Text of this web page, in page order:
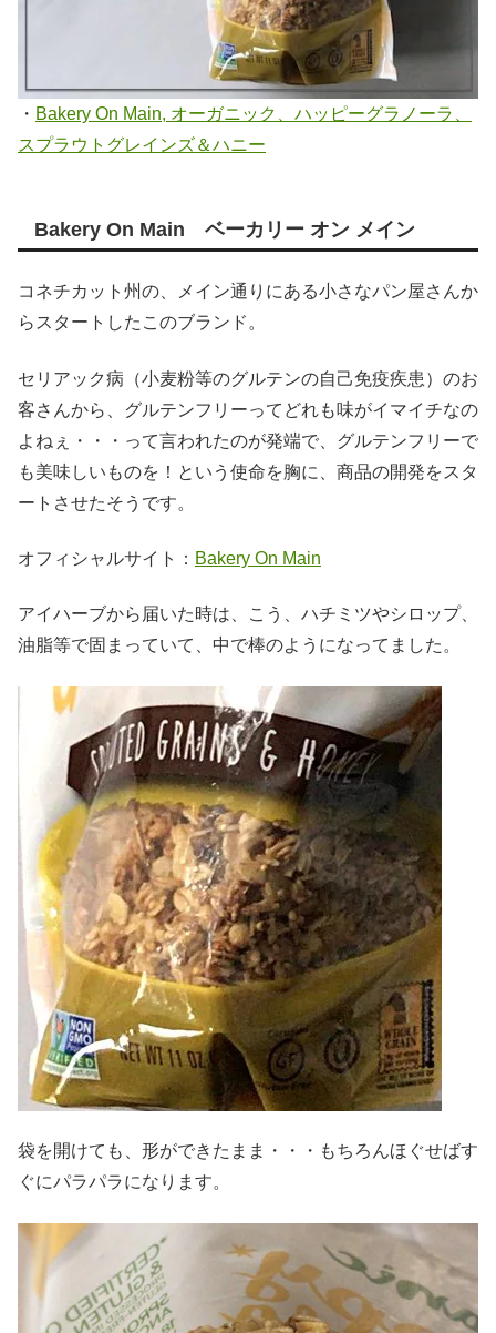
・ Bakery On Main, オーガニック、ハッピーグラノーラ、
スプラウトグレインズ＆ハニー
Bakery On Main ベーカリー オン メイン
コネチカット州の、メイン通りにある小さなパン屋さんか
らスタートしたこのブランド。
セリアック病（小麦粉等のグルテンの自己免疫疾患）のお
客さんから、グルテンフリーってどれも味がイマイチなの
よねぇ・・・って言われたのが発端で、グルテンフリーで
も美味しいものを！という使命を胸に、商品の開発をスタ
ートさせたそうです。
オフィシャルサイト： Bakery On Main
アイハーブから届いた時は、こう、ハチミツやシロップ、
油脂等で固まっていて、中で棒のようになってました。
袋を開けても、形ができたまま・・・もちろんほぐせばす
ぐにパラパラになります。